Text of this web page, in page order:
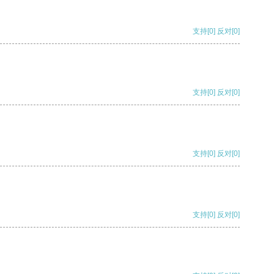
支持[0] 反对[0]
支持[0] 反对[0]
支持[0] 反对[0]
支持[0] 反对[0]